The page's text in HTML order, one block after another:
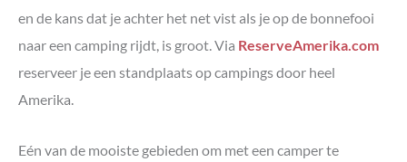
en de kans dat je achter het net vist als je op de bonnefooi
naar een camping rijdt, is groot. Via ReserveAmerika.com
reserveer je een standplaats op campings door heel
Amerika.
Eén van de mooiste gebieden om met een camper te